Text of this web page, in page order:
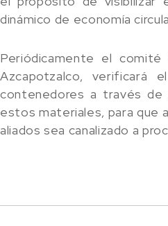
dinámico de economía
Periódicamente el comité
Azcapotzalco, verificará
contenedores a través de
estos materiales, para que
aliados sea canalizado a